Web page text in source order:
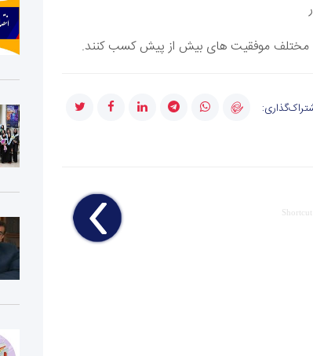
مختلف موفقیت های بیش از پیش کسب کنند.